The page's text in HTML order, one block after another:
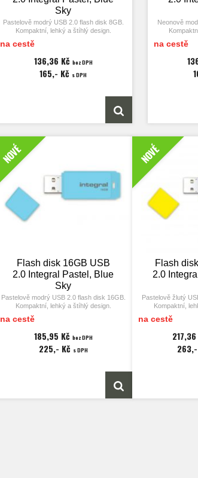
Sky
Pastelově modrý USB 2.0 flash disk 8GB.
Kompaktní, lehký a štíhlý design.
Kompatibilní s PC a Mac. Výroba
na cestě
136,36 Kč bez DPH
165,- Kč s DPH
Neonově
na cestě
NOVÉ
Flash disk 16GB USB
2.0 Integral Pastel, Blue
Sky
Pastelově modrý USB 2.0 flash disk 16GB.
Kompaktní, lehký a štíhlý design.
Kompatibilní s PC a Mac. Výroba
na cestě
185,95 Kč bez DPH
225,- Kč s DPH
NOVÉ
Flash
2.0
Pastelově žlutý
Kompaktní,
Kompatibilní s
na cestě